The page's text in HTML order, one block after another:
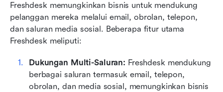
Freshdesk memungkinkan bisnis untuk mendukung
pelanggan mereka melalui email, obrolan, telepon,
dan saluran media sosial. Beberapa fitur utama
Freshdesk meliputi:
Dukungan Multi-Saluran: Freshdesk mendukung
berbagai saluran termasuk email, telepon,
obrolan, dan media sosial, memungkinkan bisnis